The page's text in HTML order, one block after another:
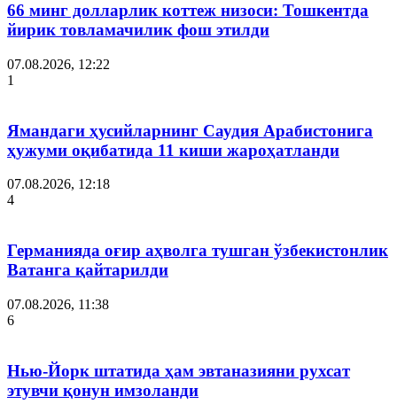
66 минг долларлик коттеж низоси: Тошкентда
йирик товламачилик фош этилди
07.08.2026, 12:22
1
Ямандаги ҳусийларнинг Саудия Арабистонига
ҳужуми оқибатида 11 киши жароҳатланди
07.08.2026, 12:18
4
Германияда оғир аҳволга тушган ўзбекистонлик
Ватанга қайтарилди
07.08.2026, 11:38
6
Нью-Йорк штатида ҳам эвтаназияни рухсат
этувчи қонун имзоланди